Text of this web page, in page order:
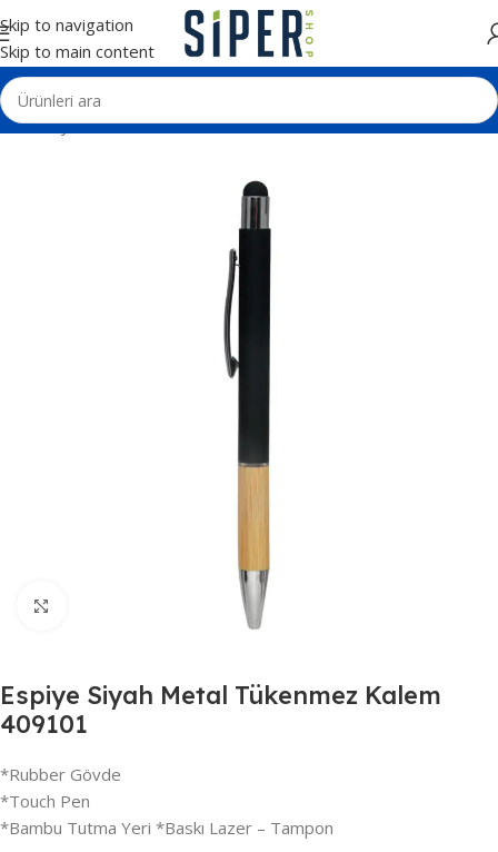
Skip to navigation
Skip to main content
Ana Sayfa Kalemler Metal Tükenmez Kalemler
Espiye Siyah Metal Tükenmez Kalem
409101
*Rubber Gövde
*Touch Pen
*Bambu Tutma Yeri *Baskı Lazer – Tampon